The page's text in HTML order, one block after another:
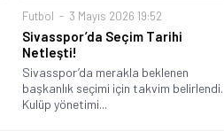
Futbol 3 Mayıs 2026 19:52
Sivasspor’da Seçim Tarihi
Netleşti!
Sivasspor’da merakla beklenen
başkanlık seçimi için takvim belirlendi.
Kulüp yönetimi...